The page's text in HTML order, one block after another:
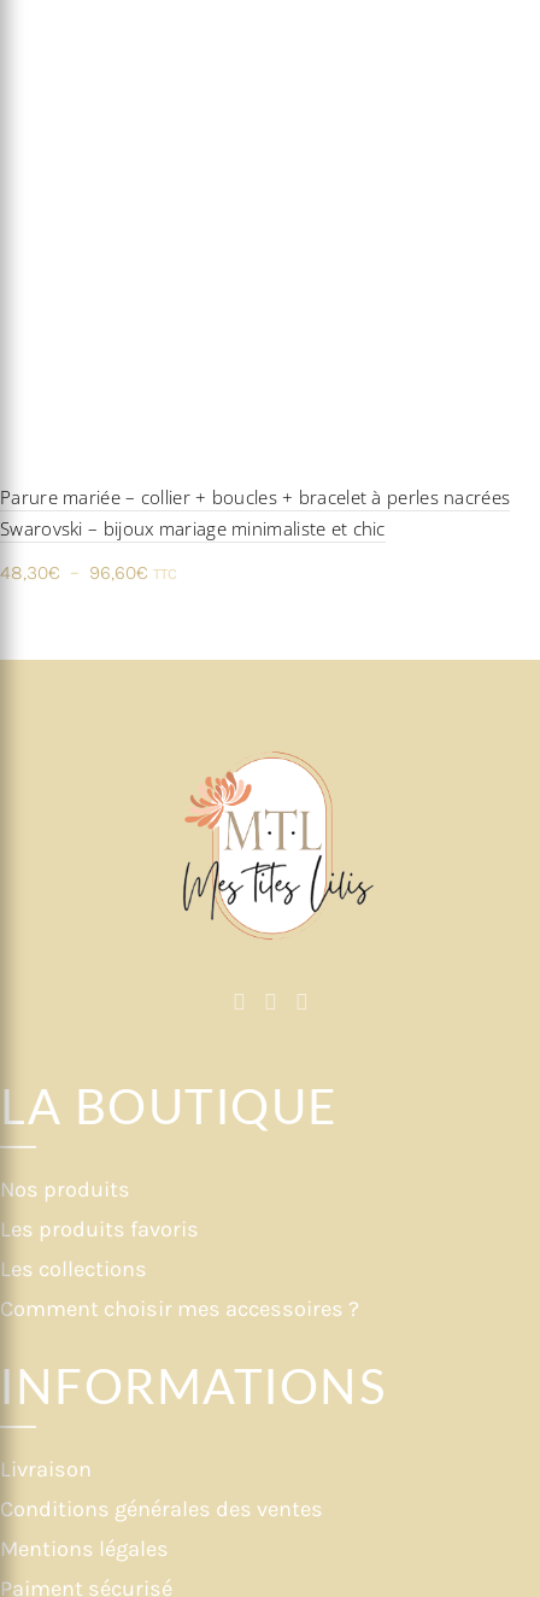
Parure mariée – collier + boucles + bracelet à perles nacrées
Swarovski – bijoux mariage minimaliste et chic
48,30€ – 96,60€ Plage
48,30€
TTC
LA BOUTIQUE
Nos produits
Les produits favoris
Les collections
Comment choisir mes accessoires ?
INFORMATIONS
Livraison
Conditions générales des ventes
Mentions légales
Paiment sécurisé